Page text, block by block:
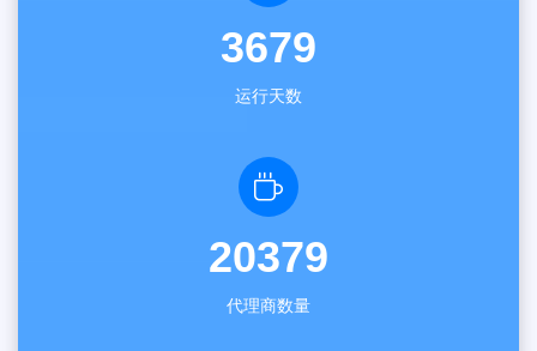
3679
运行天数
20379
代理商数量